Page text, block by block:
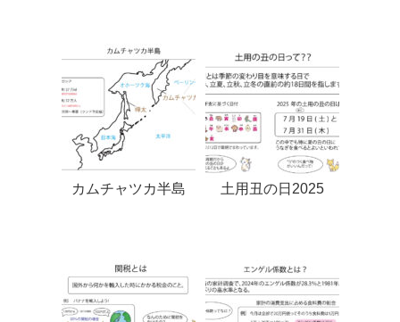
カムチャツカ半島 土用丑の日2025